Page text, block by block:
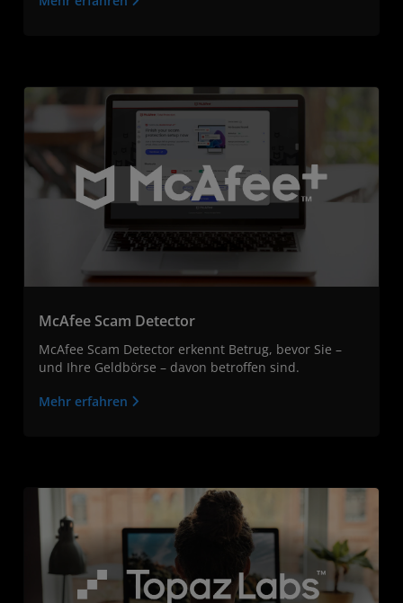
McAfee Scam Detector
McAfee Scam Detector erkennt Betrug, bevor Sie –
und Ihre Geldbörse – davon betroffen sind.
Mehr erfahren